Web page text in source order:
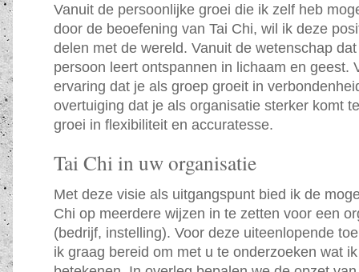
Vanuit de persoonlijke groei die ik zelf heb
door de beoefening van Tai Chi, wil ik deze
delen met de wereld. Vanuit de wetenschap
persoon leert ontspannen in lichaam en geest.
ervaring dat je als groep groeit in
overtuiging dat je als organisatie sterker komt
groei in flexibiliteit en accuratesse.
Tai Chi in uw organisatie
Met deze visie als uitgangspunt bied ik de
Chi op meerdere wijzen in te zetten voor een
(bedrijf, instelling). Voor deze uiteenlopende
ik graag bereid om met u te onderzoeken wat